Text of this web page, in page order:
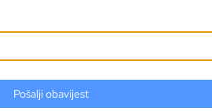
Pošalji obavijest